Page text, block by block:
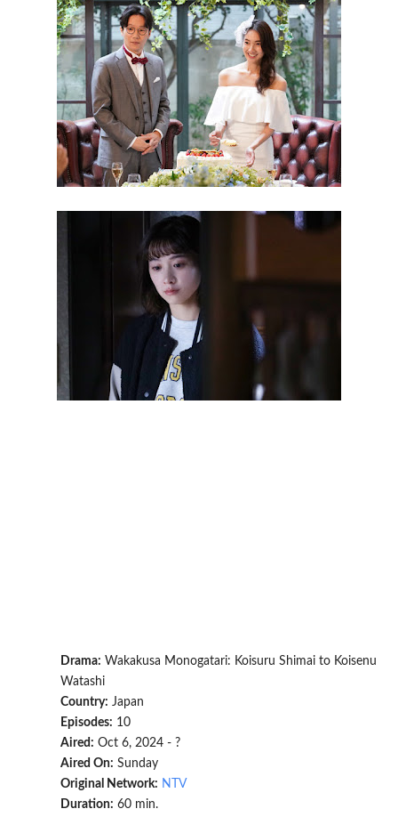
Drama: Wakakusa Monogatari: Koisuru Shimai to Koisenu
Watashi
Country: Japan
Episodes: 10
Aired: Oct 6, 2024 - ?
Aired On: Sunday
Original Network: NTV
Duration: 60 min.